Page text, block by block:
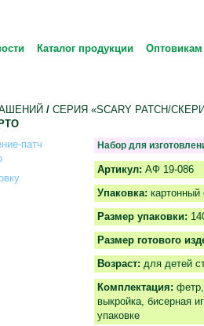
Каталог продукции Оптовикам
/ СЕРИЯ «SCARY PATCH/
Набор для
Артикул: АФ 19-086
Упаковка: картонный
Размер упаковки:
Размер готового
Возраст: для детей
Комплектация:
выкройка, бисерная
упаковке